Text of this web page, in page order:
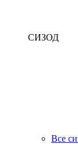
СИЗОД
Все